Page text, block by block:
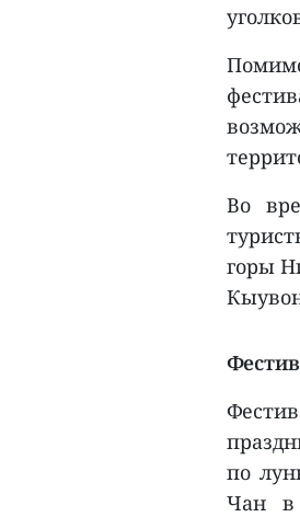
Во
горы
по
Чан в